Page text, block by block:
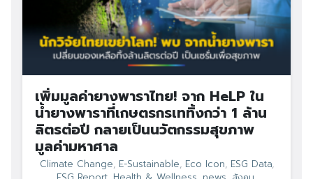
เพิ่มมูลค่ายางพาราไทย! จาก HeLP ใน
น้ำยางพาราที่เกษตรกรเททิ้งกว่า 1 ล้าน
ลิตรต่อปี กลายเป็นนวัตกรรมสุขภาพ
มูลค่ามหาศาล
Climate Change, E-Sustainable, Eco Icon, ESG Data,